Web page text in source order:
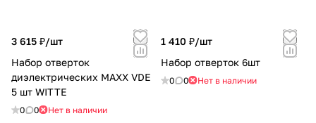
3 615 ₽/шт
Набор отверток
диэлектрических MAXX VDE
5 шт WITTE
0 0 Нет в наличии
1 410 ₽/шт
Набор отверток 6шт
0 0 Нет в наличии